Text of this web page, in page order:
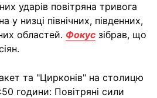
ударів повітряна тривога
у низці північних, південних,
областей. Фокус зібрав, що
та "Цирконів" на столицю
години: Повітряні сили